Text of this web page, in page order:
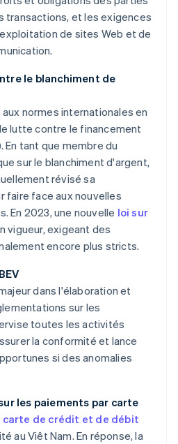
transactions, et les exigences
de sites Web et de
le blanchiment de
normes internationales en
lutte contre le financement
En tant que membre du
sur le blanchiment d'argent,
révisé sa
faire face aux nouvelles
En 2023, une nouvelle loi sur
vigueur, exigeant des
encore plus stricts.
dans l'élaboration et
sur les
toutes les activités
la conformité et lance
si des anomalies
les paiements par carte
carte de crédit et de débit
au Viêt Nam. En réponse, la